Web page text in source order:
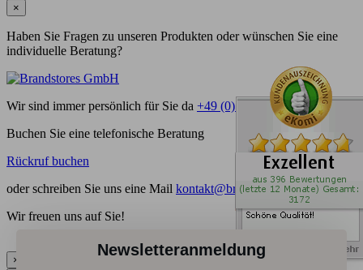
×
Haben Sie Fragen zu unseren Produkten oder wünschen Sie eine
individuelle Beratung?
Wir sind immer persönlich für Sie da +49 (0)521 944 1700
Buchen Sie eine telefonische Beratung
Rückruf buchen
oder schreiben Sie uns eine Mail kontakt@brandstores.de
Wir freuen uns auf Sie!
×
Newsletteranmeldung